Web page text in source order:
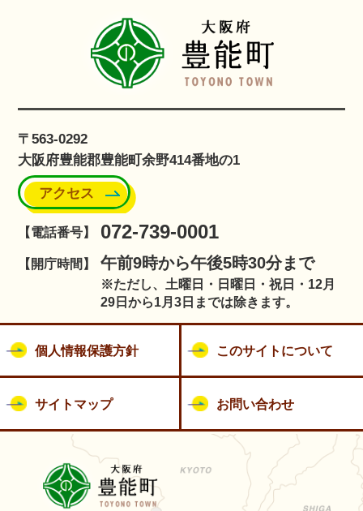
〒563-0292
大阪府豊能郡豊能町余野414番地の1
アクセス
【電話番号】 072-739-0001
【開庁時間】 午前9時から午後5時30分まで
※ただし、土曜日・日曜日・祝日・12月
29日から1月3日までは除きます。
個人情報保護方針 このサイトについて
サイトマップ お問い合わせ